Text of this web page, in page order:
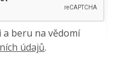
a beru na vědomí
údajů.